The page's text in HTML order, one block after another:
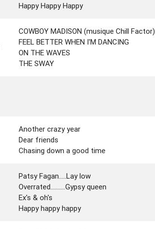
Happy Happy Happy
COWBOY MADISON (musique Chill Factor)
FEEL BETTER WHEN I'M DANCING
ON THE WAVES
THE SWAY
Another crazy year
Dear friends
Chasing down a good time
Patsy Fagan.....Lay low
Overrated..........Gypsy queen
Ex's & oh's
Happy happy happy